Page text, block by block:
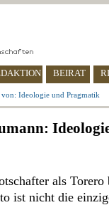
BEIRAT
von: Ideologie und Pragmatik
als
ist nicht die